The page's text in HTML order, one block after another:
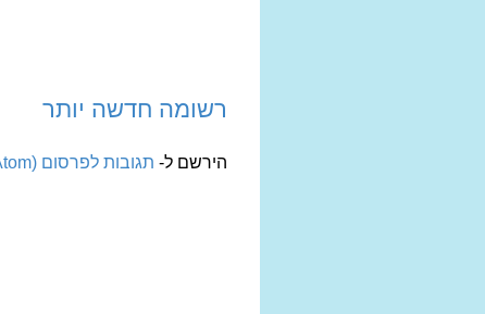
רשומה חדשה יותר
הירשם ל- תגובות לפרסום (Atom)